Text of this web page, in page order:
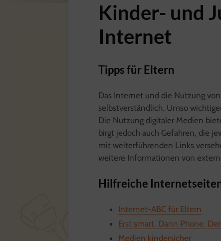
Kinder- und
Internet
Tipps für Eltern
Das Internet und die Nutzung
selbstverständlich. Umso
Die Nutzung digitaler Medien
birgt jedoch auch Gefahren, die
mit weiterführenden Links
weitere Informationen von
Hilfreiche
Internet-ABC für Eltern
Erst smart. Dann Phone.
Medien kindersicher